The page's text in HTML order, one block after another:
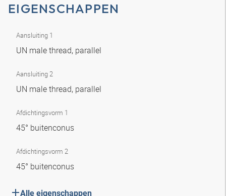
EIGENSCHAPPEN
Aansluiting 1
UN male thread, parallel
Aansluiting 2
UN male thread, parallel
Afdichtingsvorm 1
45° buitenconus
Afdichtingsvorm 2
45° buitenconus
Alle eigenschappen